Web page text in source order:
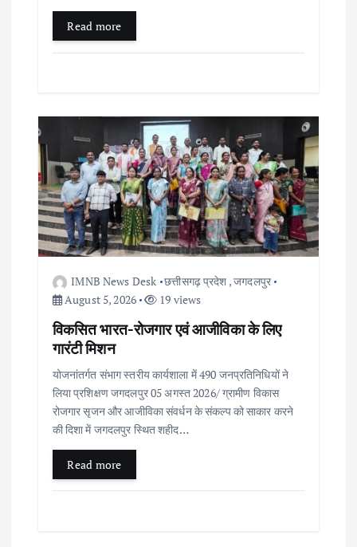
Read more
IMNB News Desk छत्तीसगढ़ प्रदेश ,जगदलपुर
August 5, 2026
19 views
विकसित भारत-रोजगार एवं आजीविका के लिए
गारंटी मिशन
योजनांतर्गत संभाग स्तरीय कार्यशाला में 490 जनप्रतिनिधियों ने
लिया प्रशिक्षण जगदलपुर 05 अगस्त 2026/ ग्रामीण विकास
रोजगार सृजन और आजीविका संवर्धन के संकल्प को साकार करने
की दिशा में जगदलपुर स्थित शहीद…
Read more